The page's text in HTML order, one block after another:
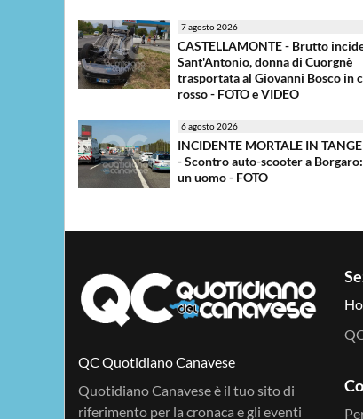
7 agosto 2026
CASTELLAMONTE - Brutto
Sant'Antonio, donna di Cuorgnè
trasportata al Giovanni Bosco in
rosso - FOTO e VIDEO
6 agosto 2026
INCIDENTE MORTALE IN
- Scontro auto-scooter a
un uomo - FOTO
QC Quotidiano Canavese
Quotidiano Canavese è il tuo sito di
riferimento per la cronaca e gli eventi